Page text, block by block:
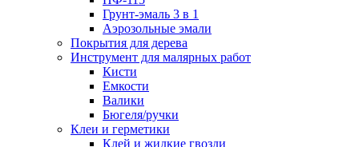
Грунт-эмаль 3 в 1
Аэрозольные эмали
Покрытия для дерева
Инструмент для малярных работ
Кисти
Емкости
Валики
Бюгеля/ручки
Клеи и герметики
Клей и жидкие гвозди